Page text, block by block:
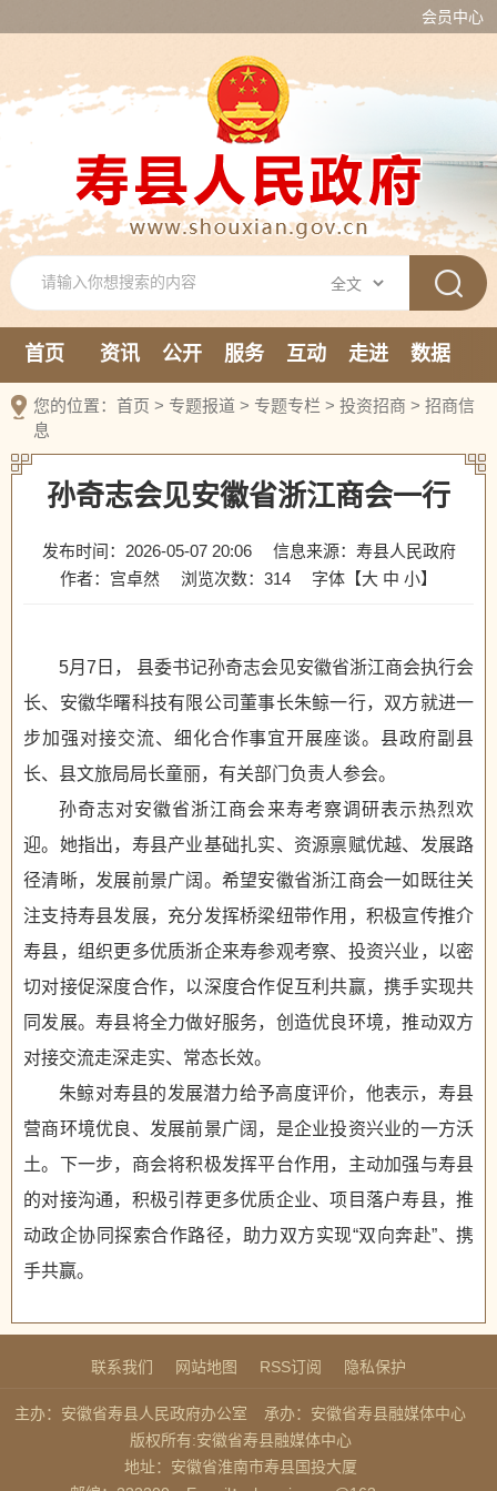
会员中心
首页 资讯 公开 服务 互动 走进
数据
新媒体
您的位置： 首页 > 专题报道 > 专题专栏 > 投资招商 > 招商信
息
孙奇志会见安徽省浙江商会一行
发布时间：2026-05-07 20:06
信息来源：寿县人民政府
作者：宫卓然
浏览次数： 314 字体【大 中 小】
5月7日， 县委书记孙奇志会见安徽省浙江商会执行会
长、安徽华曙科技有限公司董事长朱鲸一行，双方就进一
步加强对接交流、细化合作事宜开展座谈。县政府副县
长、县文旅局局长童丽，有关部门负责人参会。
孙奇志对安徽省浙江商会来寿考察调研表示热烈欢
迎。她指出，寿县产业基础扎实、资源禀赋优越、发展路
径清晰，发展前景广阔。希望安徽省浙江商会一如既往关
注支持寿县发展，充分发挥桥梁纽带作用，积极宣传推介
寿县，组织更多优质浙企来寿参观考察、投资兴业，以密
切对接促深度合作，以深度合作促互利共赢，携手实现共
同发展。寿县将全力做好服务，创造优良环境，推动双方
对接交流走深走实、常态长效。
朱鲸对寿县的发展潜力给予高度评价，他表示，寿县
营商环境优良、发展前景广阔，是企业投资兴业的一方沃
土。下一步，商会将积极发挥平台作用，主动加强与寿县
的对接沟通，积极引荐更多优质企业、项目落户寿县，推
动政企协同探索合作路径，助力双方实现“双向奔赴”、携
手共赢。
联系我们 网站地图 RSS订阅 隐私保护
主办：安徽省寿县人民政府办公室
承办：安徽省寿县融媒体中心
版权所有:安徽省寿县融媒体中心
地址：安徽省淮南市寿县国投大厦